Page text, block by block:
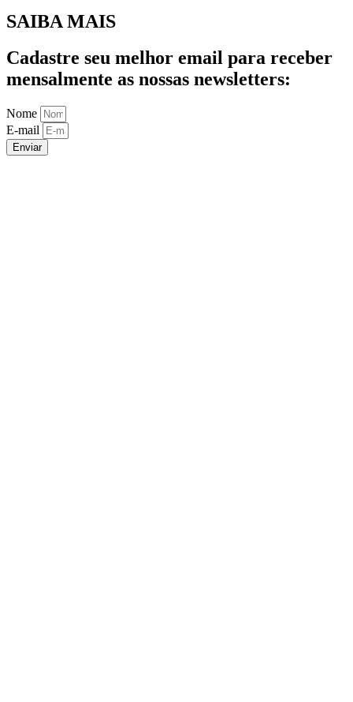
SAIBA MAIS
Cadastre seu melhor email para receber
mensalmente as nossas newsletters:
Nome
E-mail
Enviar